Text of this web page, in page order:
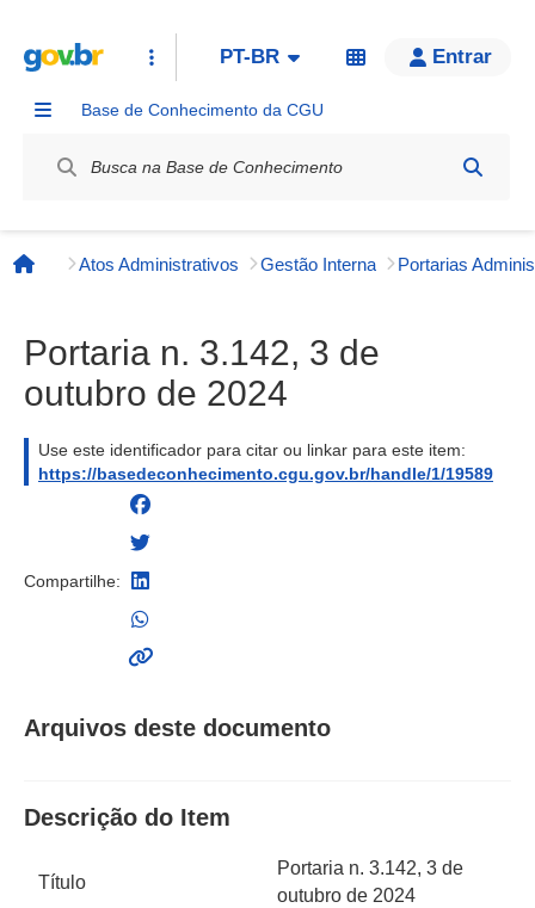
PT-BR Entrar
Base de Conhecimento da CGU
Página inicial
Atos Administrativos Gestão Interna
Portaria n. 3.142, 3 de
outubro de 2024
Use este identificador para citar ou linkar para este item:
https://basedeconhecimento.cgu.gov.br/handle/1/19589
Compartilhe:
Arquivos deste documento
Descrição do Item
Título
Portaria n. 3.142, 3 de
outubro de 2024